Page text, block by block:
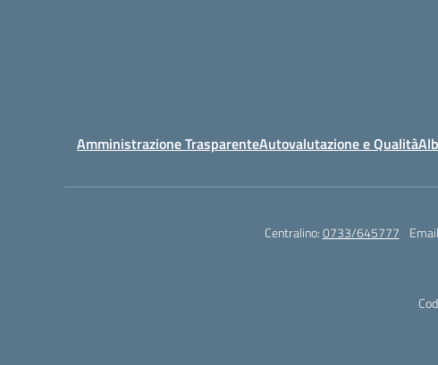
Amministrazione TrasparenteAutovalutazione e Qualità
Centralino:0733/645777